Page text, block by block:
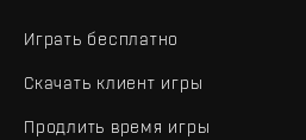
Играть бесплатно
Скачать клиент игры
Продлить время игры